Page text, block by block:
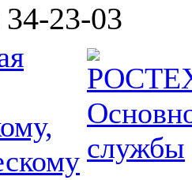
23-03
службы